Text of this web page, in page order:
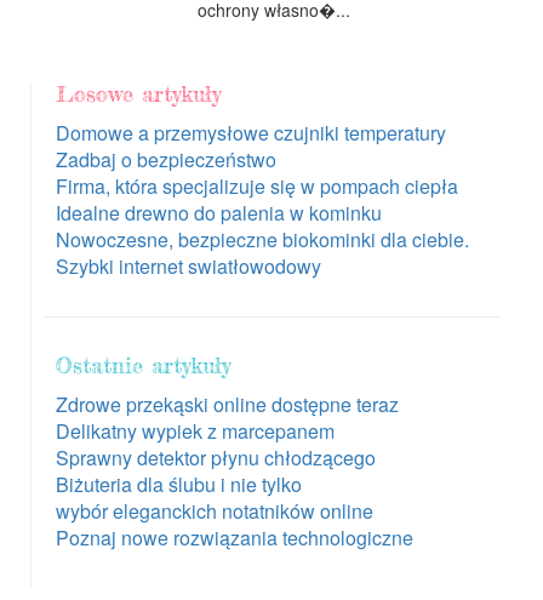
ochrony własno�...
Losowe artykuły
Domowe a przemysłowe czujniki temperatury
Zadbaj o bezpieczeństwo
Firma, która specjalizuje się w pompach ciepła
Idealne drewno do palenia w kominku
Nowoczesne, bezpieczne biokominki dla ciebie.
Szybki internet swiatłowodowy
Ostatnie artykuły
Zdrowe przekąski online dostępne teraz
Delikatny wypiek z marcepanem
Sprawny detektor płynu chłodzącego
Biżuteria dla ślubu i nie tylko
wybór eleganckich notatników online
Poznaj nowe rozwiązania technologiczne